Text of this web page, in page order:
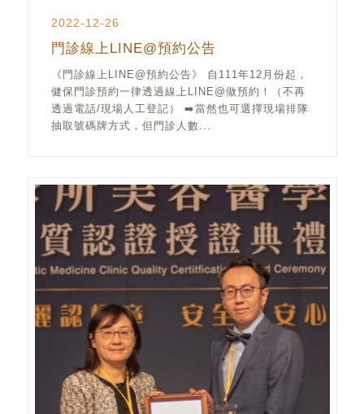
2022-12-26
門診線上LINE@預約公告
《門診線上LINE@預約公告》 自111年12月份起，
健保門診預約一律透過線上LINE@做預約！（不再
透過電話/現場人工登記） ➡️當然也可選擇現場排隊
抽取號碼牌方式，但門診人數...